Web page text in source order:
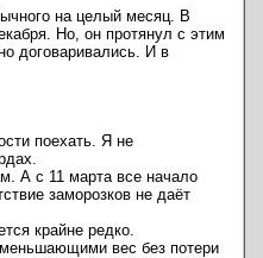
на целый месяц. В
Но, он протянул с этим
договаривались. И в
поехать. Я не
А с 11 марта все начало
заморозков не даёт
крайне редко.
вес без потери